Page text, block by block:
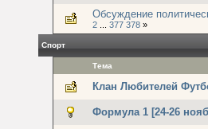
Обсуждение
2 377 378 »
Спорт
Тема
Клан Любителей
Формула 1 [24-26